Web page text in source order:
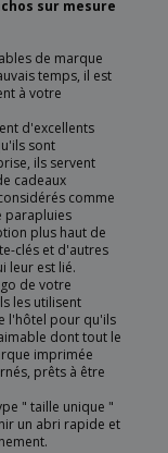
sur mesure
de marque
temps, il est
à votre
d'excellents
sont
ils servent
cadeaux
comme
parapluies
plus haut de
clés et d'autres
leur est lié.
de votre
les utilisent
l'hôtel pour qu'ils
dont tout le
imprimée
prêts à être
" taille unique "
un abri rapide et